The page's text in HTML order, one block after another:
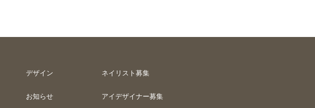
デザイン
お知らせ
ネイリスト募集
アイデザイナー募集